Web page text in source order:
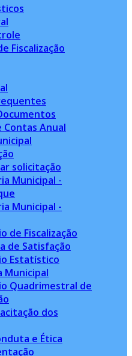
Fiscalização
Contas Anual
solicitação
Municipal -
Municipal -
de Fiscalização
de Satisfação
Estatístico
Municipal
Quadrimestral de
dos
e Ética